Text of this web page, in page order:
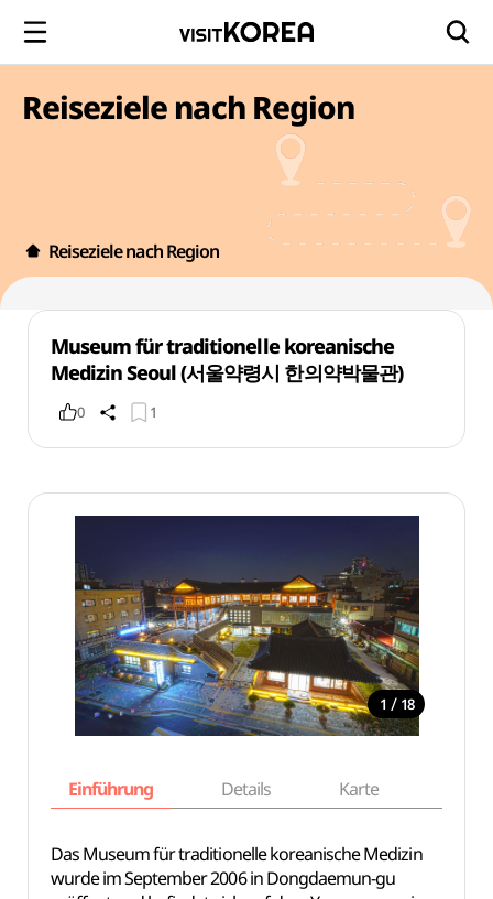
Reiseziele nach Region
Reiseziele nach Region
Museum für traditionelle koreanische
Medizin Seoul (서울약령시 한의약박물관)
0 1
1 / 18
Einführung Details Karte
Das Museum für traditionelle koreanische Medizin
wurde im September 2006 in Dongdaemun-gu